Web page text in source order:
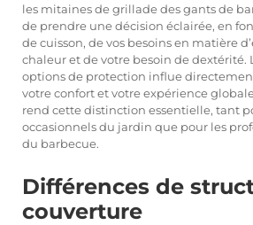
les mitaines de grillade des gants de
de prendre une décision éclairée, en
de cuisson, de vos besoins en matière
chaleur et de votre besoin de dextérité.
options de protection influe
votre confort et votre expérience
rend cette distinction essentielle, tant
occasionnels du jardin que pour les
du barbecue.
Différences de
couverture